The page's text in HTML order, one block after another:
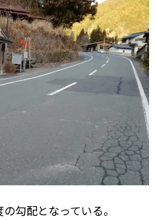
勾配となっている。